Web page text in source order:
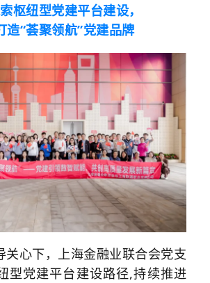
枢纽型党建平台建设，
造“荟聚领航”党建品牌
关心下，上海金融业联合会党支
型党建平台建设路径,持续推进